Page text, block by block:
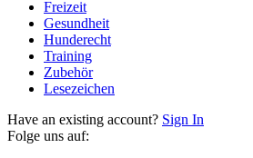
Freizeit
Gesundheit
Hunderecht
Training
Zubehör
Lesezeichen
Have an existing account? Sign In
Folge uns auf: